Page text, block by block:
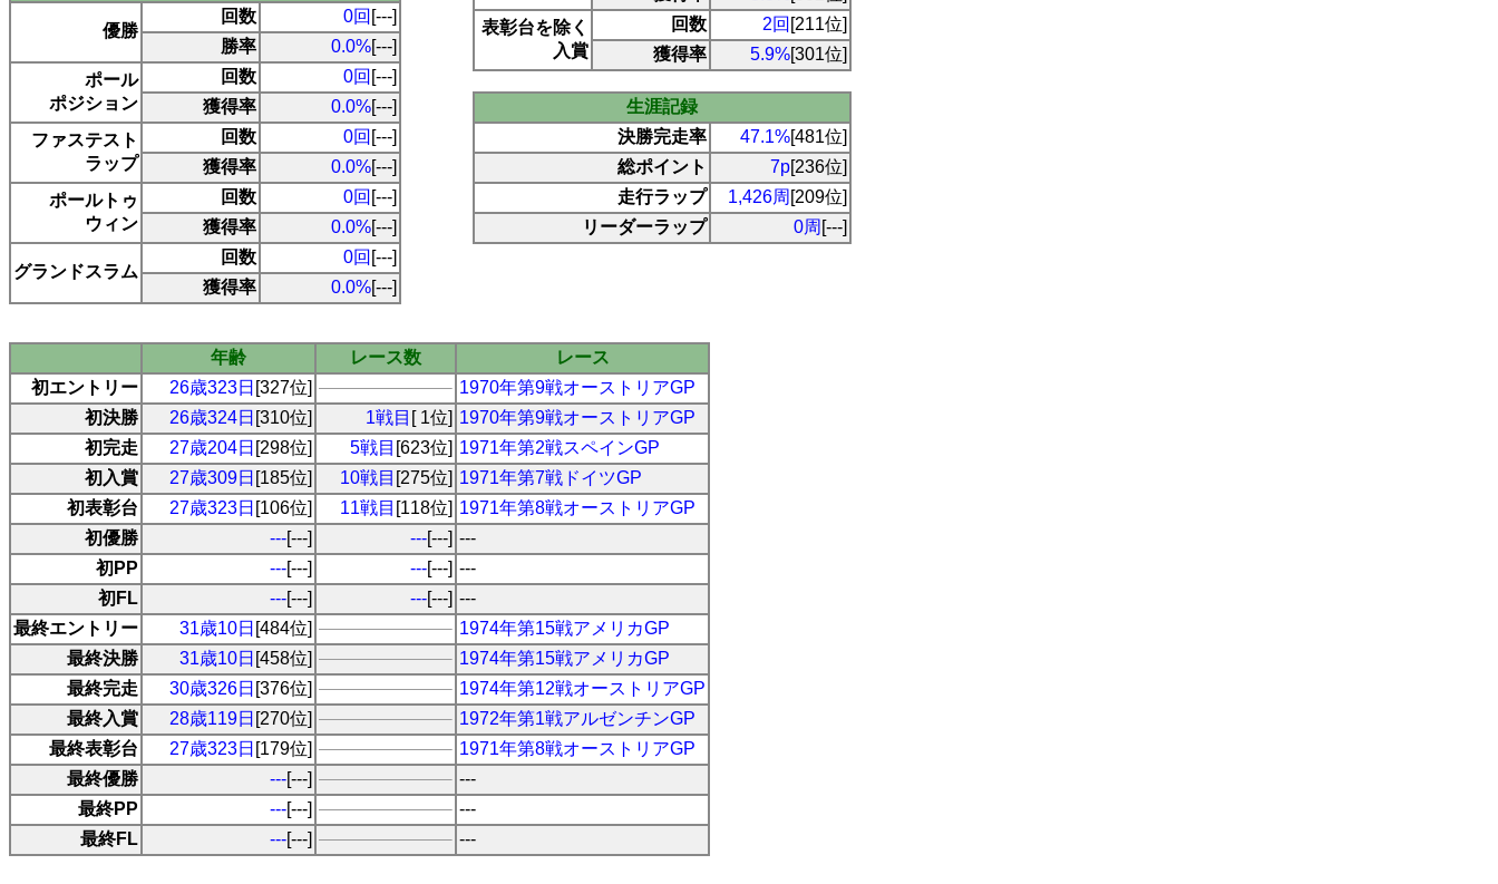
優勝
回数 0回 [---]
勝率
0.0%[---]
ポール
ポジション
回数 0回 [---]
獲得率
0.0%[---]
ファステスト
ラップ
回数 0回 [---]
獲得率
0.0%[---]
ポールトゥ
ウィン
回数 0回 [---]
獲得率
0.0%[---]
グランドスラム
回数 0回 [---]
獲得率
0.0%[---]
表彰台を除く
入賞
回数 2回 [211位]
獲得率
5.9%[301位]
生涯記録
決勝完走率
47.1%[481位]
総ポイント
7p[236位]
走行ラップ
1,426周 [209位]
リーダーラップ
0周 [---]
年齢 レース数
レース
初エントリー
26歳323日 [327位]
1970年第9戦オーストリアGP
初決勝
26歳324日 [310位] 1戦目 [ 1位] 1970年第9戦オーストリアGP
初完走
27歳204日 [298位] 5戦目 [623位] 1971年第2戦スペインGP
初入賞
27歳309日 [185位] 10戦目 [275位] 1971年第7戦ドイツGP
初表彰台
27歳323日 [106位] 11戦目 [118位] 1971年第8戦オーストリアGP
初優勝
---[---] ---[---] ---
初PP
---[---] ---[---] ---
初FL
---[---] ---[---] ---
最終エントリー
31歳10日 [484位]
1974年第15戦アメリカGP
最終決勝
31歳10日 [458位]
1974年第15戦アメリカGP
最終完走
30歳326日 [376位]
1974年第12戦オーストリアGP
最終入賞
28歳119日 [270位]
1972年第1戦アルゼンチンGP
最終表彰台
27歳323日 [179位]
1971年第8戦オーストリアGP
最終優勝
---[---]
---
最終PP
---[---]
---
最終FL
---[---] ---